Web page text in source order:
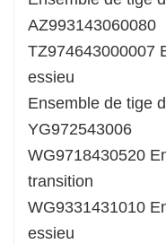
AZ993143060080
TZ974643000007
essieu
Ensemble de tige
YG972543006
WG9718430520
transition
WG9331431010
essieu